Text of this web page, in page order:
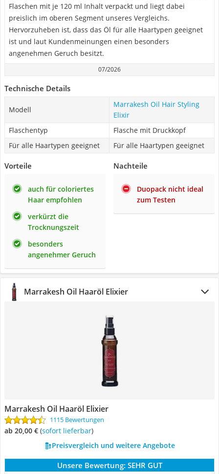
Flaschen mit je 120 ml Inhalt verpackt und liegt dabei
preislich im oberen Segment unseres Vergleichs.
Hervorzuheben ist, dass das Öl für alle Haartypen geeignet
ist und laut Kundenmeinungen einen besonders
angenehmen Geruch besitzt.
07/2026
Technische Details
Modell
Marrakesh Oil Hair Styling
Elixir
Flaschentyp
Flasche mit Druckkopf
Für alle Haartypen geeignet
Für alle Haartypen geeignet
Vorteile
auch für coloriertes
Haar empfohlen
verkürzt die
Trocknungszeit
besonders
angenehmer Geruch
Nachteile
Duopack nicht ideal
zum Testen
Marrakesh Oil Haaröl Elixier
Marrakesh Oil Haaröl Elixier
1115 Bewertungen
ab 20,00 € ( Sofort lieferbar)
Preisvergleich und weitere Angebote
Unsere Bewertung: SEHR GUT